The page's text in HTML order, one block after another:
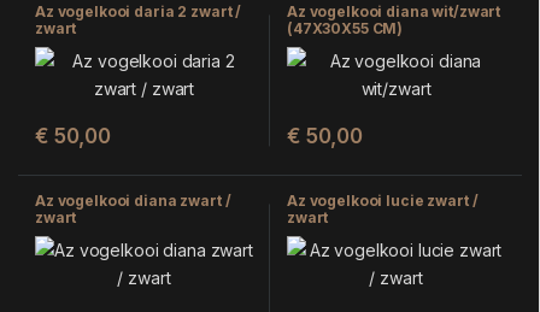
Az vogelkooi daria 2 zwart /
zwart
€ 50,00
Az vogelkooi diana wit/zwart
(47X30X55 CM)
€ 50,00
Az vogelkooi diana zwart /
zwart
Az vogelkooi lucie zwart /
zwart